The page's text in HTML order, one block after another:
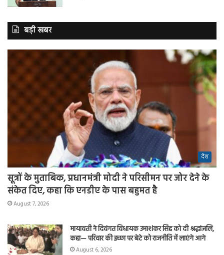
बड़ी खबर
देश
सूत्रों के मुताबिक, प्रधानमंत्री मोदी ने परिसीमन पर जोर देने के
संकेत दिए, कहा कि एनडीए के पास बहुमत है
August 7, 2026
मायावती ने दिवंगत विधायक उमाशंकर सिंह को दी श्रद्धांजलि,
कहा— परिवार की इच्छा पर बेटे को राजनीति में लाएंगे आगे
August 6, 2026